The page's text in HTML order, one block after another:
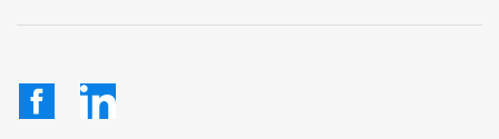
FacebookLinkedIn